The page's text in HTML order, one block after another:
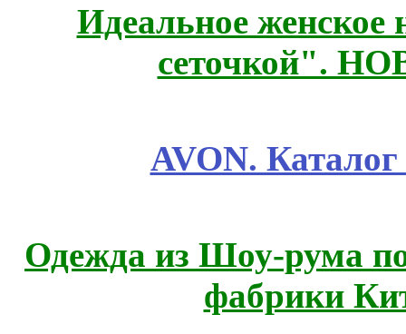
Идеальное женское
сеточкой".
AVON.
Одежда из Шоу-рума
фабрики